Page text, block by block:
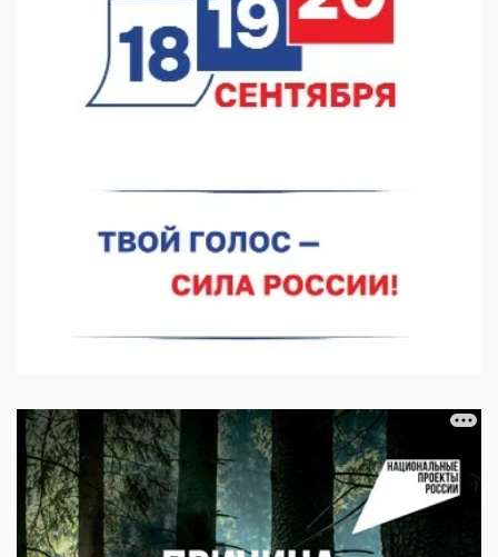
В Нижегородской области прошло заседание АТК и
оперштаба
07.08.2026 14:54